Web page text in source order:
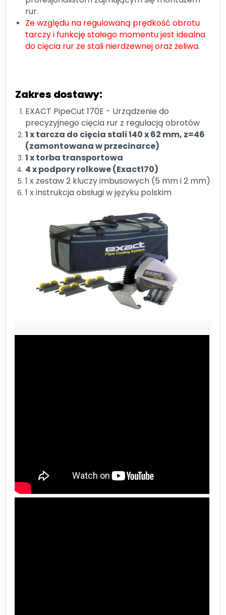
rur.
Ze względu na regulowaną prędkość obrotu
tarczy i funkcję stałego momentu jest idealna
do cięcia rur ze stali nierdzewnej oraz żeliwa.
Zakres dostawy:
EXACT PipeCut 170E - Urządzenie do
precyzyjnego cięcia rur z regulacją obrotów
1 x tarcza do cięcia stali 140 x 62 mm, z=46
(zamontowana w przecinarce)
1 x torba transportowa
4 x podpory rolkowe (Exact170)
1 x zestaw 2 kluczy imbusowych (5 mm i 2 mm)
1 x instrukcja obsługi w języku polskim